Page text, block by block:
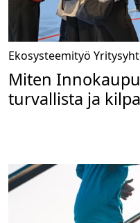
Ekosysteemityö
Miten
turvallista ja